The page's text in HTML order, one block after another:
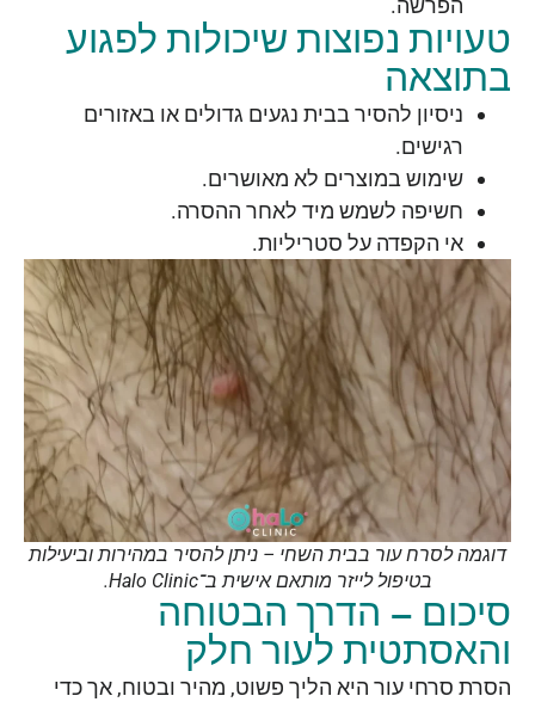
הפרשה.
טעויות נפוצות שיכולות לפגוע
בתוצאה
ניסיון להסיר בבית נגעים גדולים או באזורים
רגישים.
שימוש במוצרים לא מאושרים.
חשיפה לשמש מיד לאחר ההסרה.
אי הקפדה על סטריליות.
דוגמה לסרח עור בבית השחי – ניתן להסיר במהירות וביעילות
בטיפול לייזר מותאם אישית ב־Halo Clinic.
סיכום – הדרך הבטוחה
והאסתטית לעור חלק
הסרת סרחי עור היא הליך פשוט, מהיר ובטוח, אך כדי